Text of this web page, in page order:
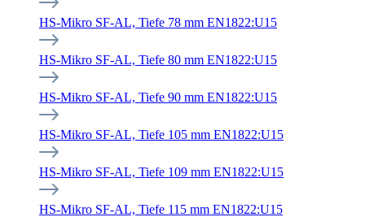
HS-Mikro SF-AL, Tiefe 78 mm EN1822:U15
HS-Mikro SF-AL, Tiefe 80 mm EN1822:U15
HS-Mikro SF-AL, Tiefe 90 mm EN1822:U15
HS-Mikro SF-AL, Tiefe 105 mm EN1822:U15
HS-Mikro SF-AL, Tiefe 109 mm EN1822:U15
HS-Mikro SF-AL, Tiefe 115 mm EN1822:U15